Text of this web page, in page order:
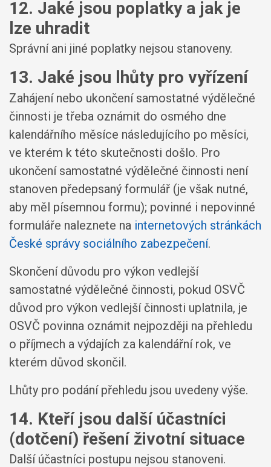
12. Jaké jsou poplatky a jak je
lze uhradit
Správní ani jiné poplatky nejsou stanoveny.
13. Jaké jsou lhůty pro vyřízení
Zahájení nebo ukončení samostatné výdělečné
činnosti je třeba oznámit do osmého dne
kalendářního měsíce následujícího po měsíci,
ve kterém k této skutečnosti došlo. Pro
ukončení samostatné výdělečné činnosti není
stanoven předepsaný formulář (je však nutné,
aby měl písemnou formu); povinné i nepovinné
formuláře naleznete na internetových stránkách
České správy sociálního zabezpečení.
Skončení důvodu pro výkon vedlejší
samostatné výdělečné činnosti, pokud OSVČ
důvod pro výkon vedlejší činnosti uplatnila, je
OSVČ povinna oznámit nejpozději na přehledu
o příjmech a výdajích za kalendářní rok, ve
kterém důvod skončil.
Lhůty pro podání přehledu jsou uvedeny výše.
14. Kteří jsou další účastníci
(dotčení) řešení životní situace
Další účastníci postupu nejsou stanoveni.